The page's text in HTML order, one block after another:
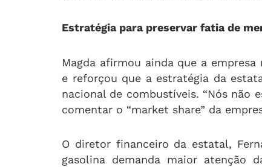
Estratégia para preservar fatia de
Magda afirmou ainda que a
e reforçou que a estratégia da
nacional de combustíveis. “Nós não
comentar o “market share” da
O diretor financeiro da estatal,
gasolina demanda maior atenção